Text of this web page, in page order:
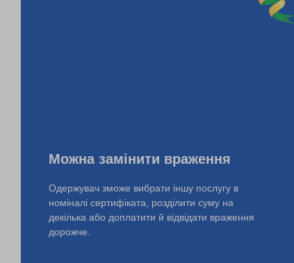
Можна замінити враження
Одержувач зможе вибрати іншу послугу в
номіналі сертифіката, розділити суму на
декілька або доплатити й відвідати враження
дорожче.